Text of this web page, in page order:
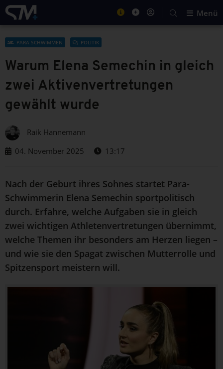
Menü
PARA SCHWIMMEN POLITIK
Warum Elena Semechin in gleich
zwei Aktivenvertretungen
gewählt wurde
Raik Hannemann
04. November 2025
13:17
Nach der Geburt ihres Sohnes startet Para-
Schwimmerin Elena Semechin sportpolitisch
durch. Erfahre, welche Aufgaben sie in gleich
zwei wichtigen Athletenvertretungen übernimmt,
welche Themen ihr besonders am Herzen liegen –
und wie sie den Spagat zwischen Mutterrolle und
Spitzensport meistern will.